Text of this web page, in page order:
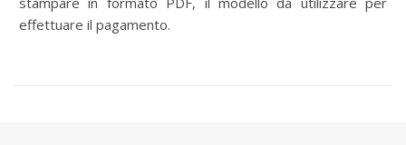
effettuare il pagamento.